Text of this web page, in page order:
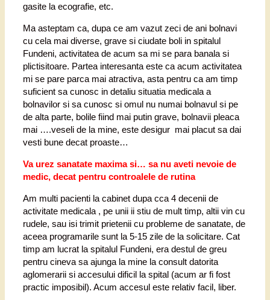
gasite la ecografie, etc.
Ma asteptam ca, dupa ce am vazut zeci de ani bolnavi
cu cela mai diverse, grave si ciudate boli in spitalul
Fundeni, activitatea de acum sa mi se para banala si
plictisitoare. Partea interesanta este ca acum activitatea
mi se pare parca mai atractiva, asta pentru ca am timp
suficient sa cunosc in detaliu situatia medicala a
bolnavilor si sa cunosc si omul nu numai bolnavul si pe
de alta parte, bolile fiind mai putin grave, bolnavii pleaca
mai ….veseli de la mine, este desigur mai placut sa dai
vesti bune decat proaste…
Va urez sanatate maxima si… sa nu aveti nevoie de
medic, decat pentru controalele de rutina
Am multi pacienti la cabinet dupa cca 4 decenii de
activitate medicala , pe unii ii stiu de mult timp, altii vin cu
rudele, sau isi trimit prietenii cu probleme de sanatate, de
aceea programarile sunt la 5-15 zile de la solicitare. Cat
timp am lucrat la spitalul Fundeni, era destul de greu
pentru cineva sa ajunga la mine la consult datorita
aglomerarii si accesului dificil la spital (acum ar fi fost
practic imposibil). Acum accesul este relativ facil, liber.